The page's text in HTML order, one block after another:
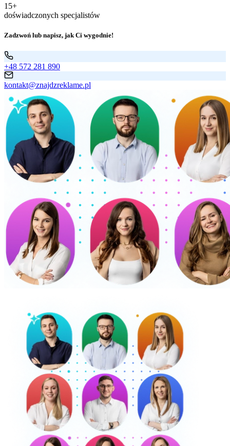
15+
doświadczonych specjalistów
Zadzwoń lub napisz, jak Ci wygodnie!
+48 572 281 890
kontakt@znajdzreklame.pl